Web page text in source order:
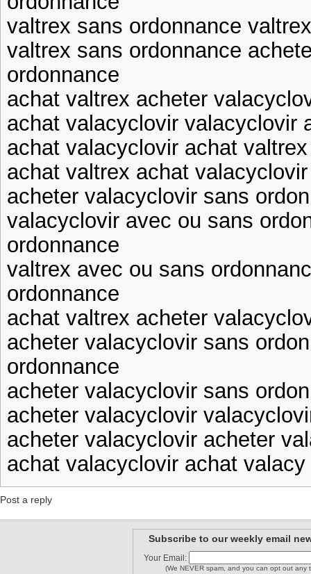
valtrex sans ordonnance
valtrex sans ordonnance
ordonnance
achat valtrex acheter
achat valacyclovir valacyclovir
achat valacyclovir achat valtrex
achat valtrex achat valacyclovir
acheter valacyclovir sans
valacyclovir avec ou sans
ordonnance
valtrex avec ou sans
ordonnance
achat valtrex acheter
acheter valacyclovir sans
ordonnance
acheter valacyclovir sans
acheter valacyclovir
acheter valacyclovir acheter
achat valacyclovir achat valacy
Post a reply
Subscribe to our weekly email
Your Email:
(We NEVER spam, and you can opt out any